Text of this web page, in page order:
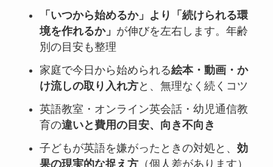
「いつから始めるか」より「続けられる環
境を作れるか」 が伸びを左右します。年齢
別の目安も整理
家庭で今日から始められる絵本・動画・か
け流しの取り入れ方と、無理なく続くコツ
英語教室・オンライン英会話・幼児通信教
育の違いと費用の目安、向き不向き
子どもが英語を嫌がったときの対処と、 効
果の現実的な捉え方（個人差があります）